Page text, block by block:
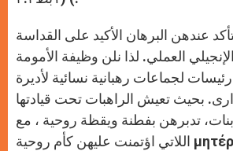
عندهن البرهان الأكيد على القداسة
العملي. لذا نلن وظيفة الأمومة
لجماعات رهبانية نسائية لأديرة
بحيث تعيش الراهبات تحت قيادتها
تدبرهن بفطنة ويقظة روحية ، مع
اللاتي اؤتمنت عليهن كأم روحية μητέρα πνευματική